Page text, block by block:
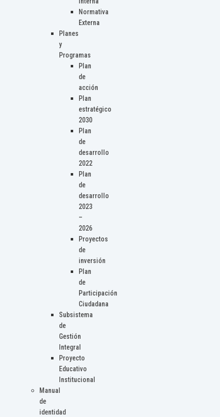
Normativa
Externa
Planes
y
Programas
Plan
de
acción
Plan
estratégico
2030
Plan
de
desarrollo
2022
Plan
de
desarrollo
2023
–
2026
Proyectos
de
inversión
Plan
de
Participación
Ciudadana
Subsistema
de
Gestión
Integral
Proyecto
Educativo
Institucional
Manual
de
identidad